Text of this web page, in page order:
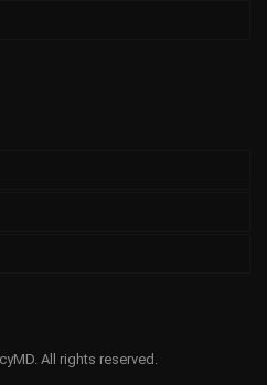
All rights reserved.